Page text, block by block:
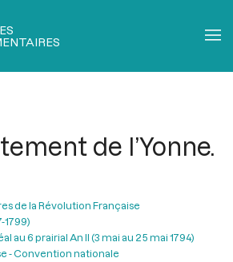
de l’Yonne.
de la Révolution Française
1799)
au 6 prairial An II (3 mai au 25 mai 1794)
- Convention nationale